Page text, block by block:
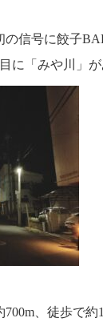
信号に餃子
に「みや川」が
、徒歩で約